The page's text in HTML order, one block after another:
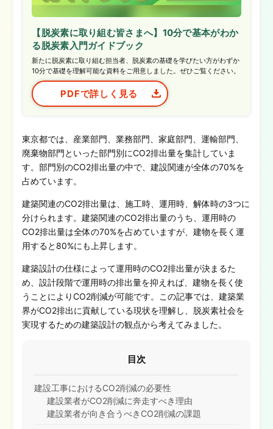
【脱炭素に取り組む皆さまへ】10分で基本がわか
る脱炭素入門ガイドブック
新たに脱炭素に取り組む担当者、脱炭素の基礎を学びたい方がわずか
10分で基礎を理解可能な資料をご用意しました。ぜひご覧ください。
PDFで詳しく見る
東京都では、産業部門、業務部門、家庭部門、運輸部門、
廃棄物部門といった部門別にCO2排出量を集計していま
す。部門別のCO2排出量の中で、建設関連が全体の70%を
占めています。
建築関連のCO2排出量は、施工時、運用時、解体時の3つに
分けられます。建築関連のCO2排出量のうち、運用時の
CO2排出量は全体の70%を占めていますが、建物を長く運
用すると80%にも上昇します。
建築設計の仕様によって運用時のCO2排出量が決まるた
め、設計段階で運用時の排出量を抑えれば、建物を長く使
うことによりCO2削減が可能です。 この記事では、建築業
界がCO2排出に貢献している現状を理解し、脱炭素社会を
実現するための建築設計の観点から考えてみました。
目次
建設工事におけるCO2削減の必要性
建設業者がCO2削減に奔走すべき理由
建設業者が向き合うべきCO2削減の課題